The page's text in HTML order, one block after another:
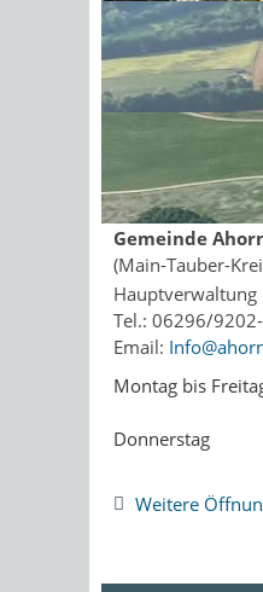
Ahornwald
Seite drucken
Seite empfehlen
Öffnungszeiten
Gemeinde
(Main-Tauber-
Hauptverwaltung
Tel.: 06296/
Email:
Montag bis
Donnerstag
Weitere